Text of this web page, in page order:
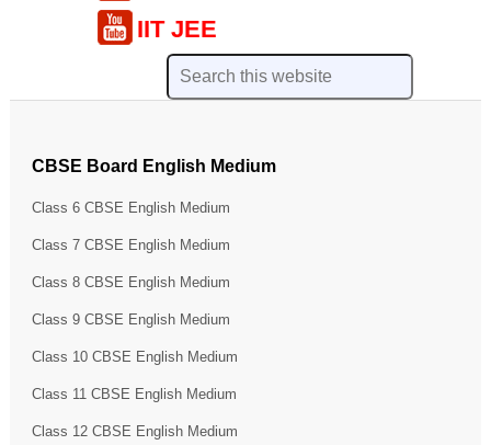
IIT JEE
CBSE Board English Medium
Class 6 CBSE English Medium
Class 7 CBSE English Medium
Class 8 CBSE English Medium
Class 9 CBSE English Medium
Class 10 CBSE English Medium
Class 11 CBSE English Medium
Class 12 CBSE English Medium